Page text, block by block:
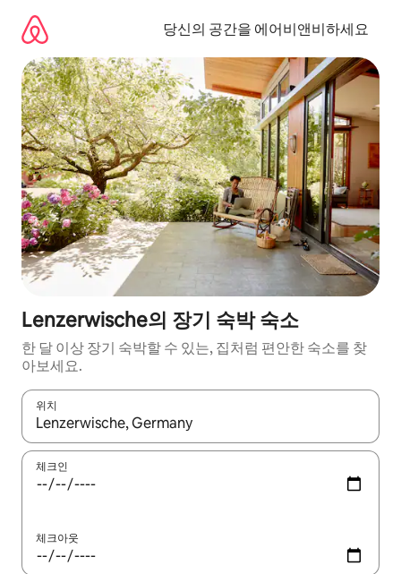
당신의 공간을 에어비앤비하세요
Lenzerwische의 장기 숙박 숙소
한 달 이상 장기 숙박할 수 있는, 집처럼 편안한 숙소를 찾
아보세요.
위치
결과가 나오면 위·아래 화살표 키를 사용하거나 터치 또는 스와이
체크인
체크아웃